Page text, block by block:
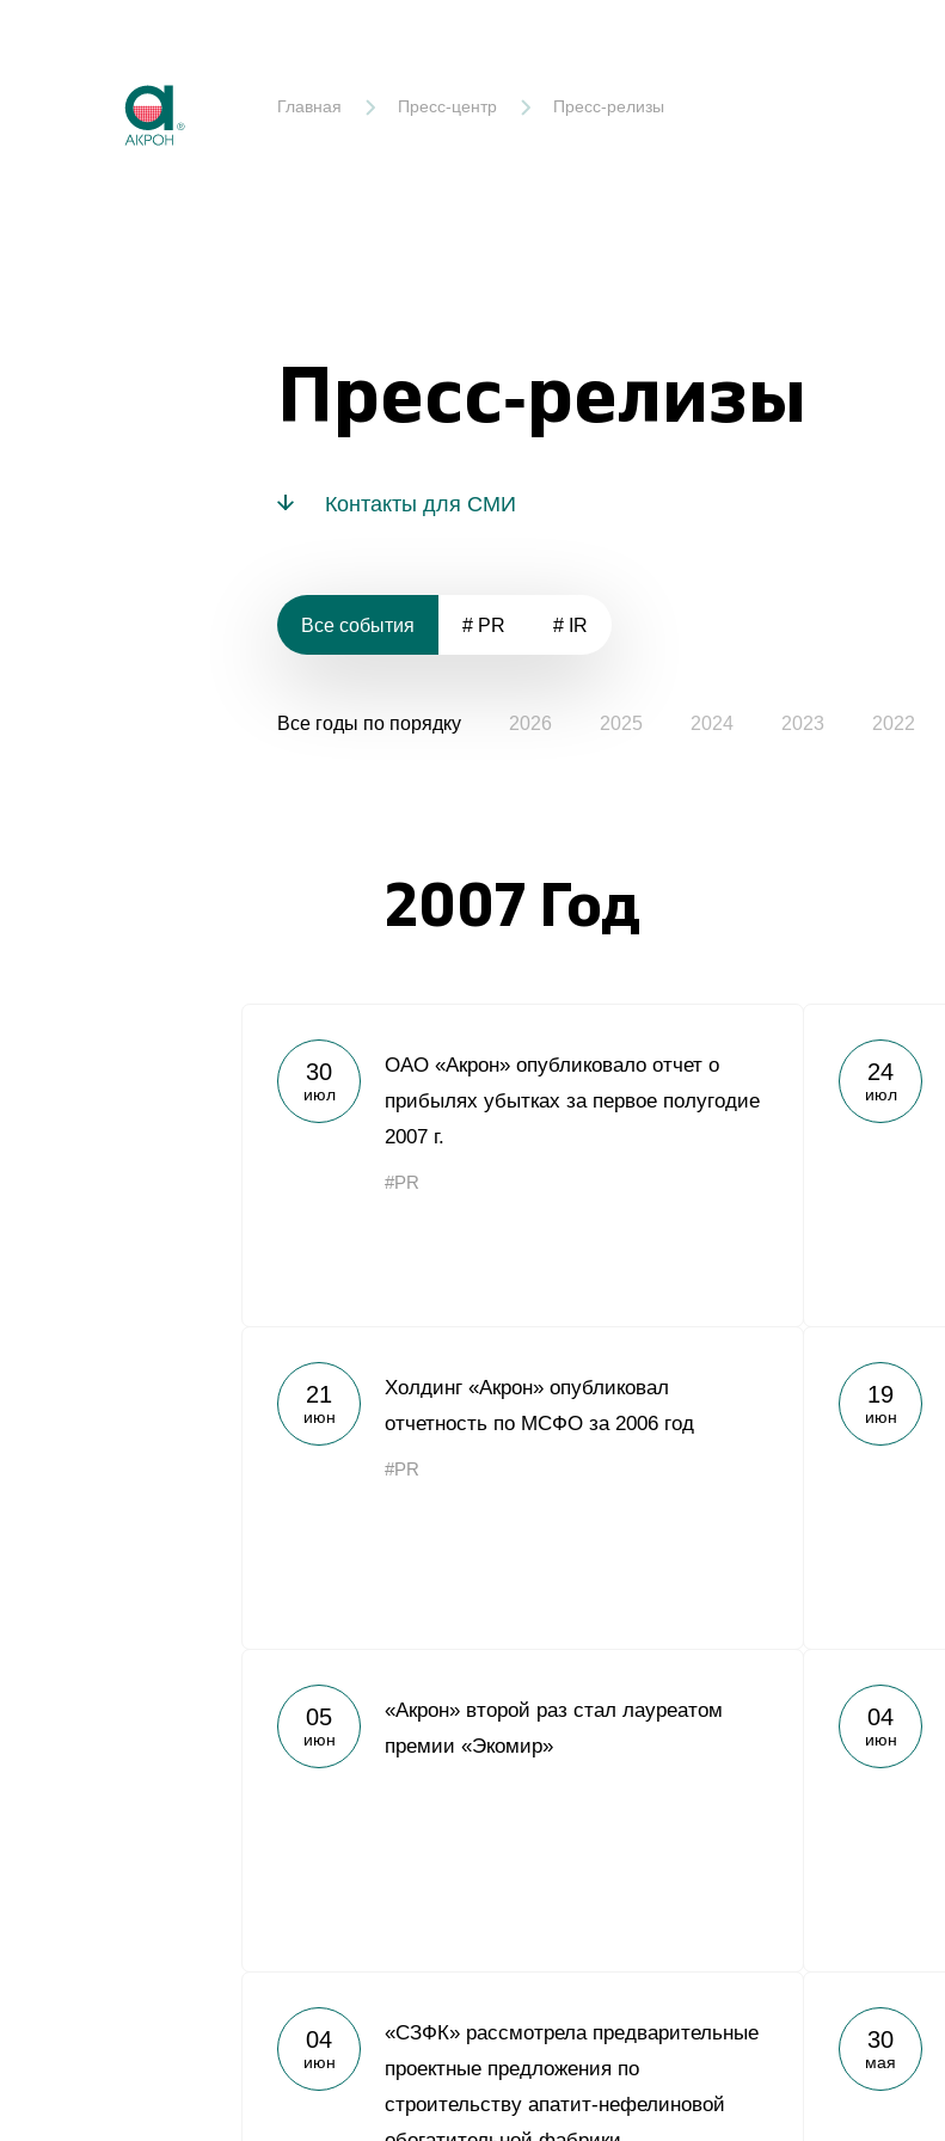
Главная Пресс-центр Пресс-релизы
Пресс-релизы
Контакты для СМИ
Все события # PR # IR
Все годы по порядку 2026 2025 2024 2023 2022
2007 Год
30
июл
ОАО «Акрон» опубликовало отчет о
прибылях убытках за первое полугодие
2007 г.
#PR
24
июл
21
июн
Холдинг «Акрон» опубликовал
отчетность по МСФО за 2006 год
#PR
19
июн
05
июн
«Акрон» второй раз стал лауреатом
премии «Экомир»
04
июн
04
июн
«СЗФК» рассмотрела предварительные
проектные предложения по
строительству апатит-нефелиновой
30
мая